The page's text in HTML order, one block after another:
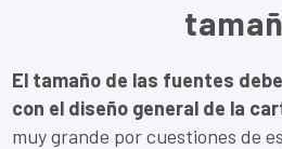
El tamaño de las fuentes
con el diseño general de la
muy grande por cuestiones de